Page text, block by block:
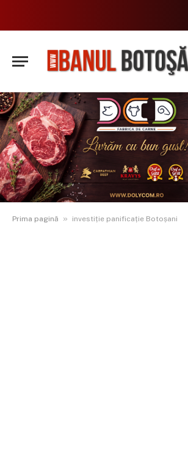
Prima pagină » investiție panificație Botoșani